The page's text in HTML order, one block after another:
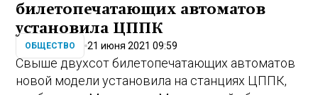
билетопечатающих автоматов
установила ЦППК
ОБЩЕСТВО 21 июня 2021 09:59
Свыше двухсот билетопечатающих автоматов
новой модели установила на станциях ЦППК,